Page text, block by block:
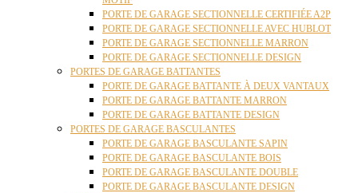
PORTE DE GARAGE SECTIONNELLE CERTIFIÉE A2P
PORTE DE GARAGE SECTIONNELLE AVEC HUBLOT
PORTE DE GARAGE SECTIONNELLE MARRON
PORTE DE GARAGE SECTIONNELLE DESIGN
PORTES DE GARAGE BATTANTES
PORTE DE GARAGE BATTANTE À DEUX VANTAUX
PORTE DE GARAGE BATTANTE MARRON
PORTE DE GARAGE BATTANTE DESIGN
PORTES DE GARAGE BASCULANTES
PORTE DE GARAGE BASCULANTE SAPIN
PORTE DE GARAGE BASCULANTE BOIS
PORTE DE GARAGE BASCULANTE DOUBLE
PORTE DE GARAGE BASCULANTE DESIGN